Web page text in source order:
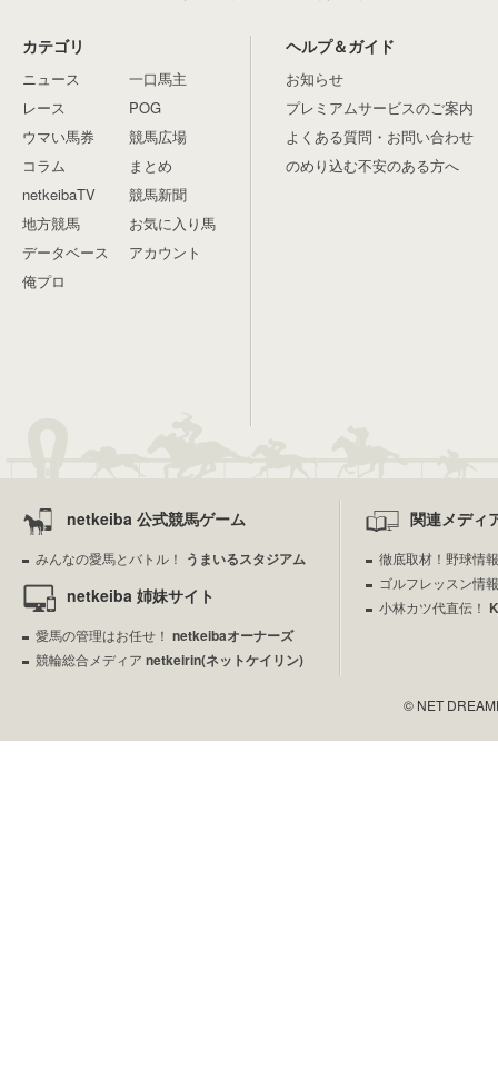
カテゴリ
ニュース
レース
ウマい馬券
コラム
netkeibaTV
地方競馬
データベース
俺プロ
一口馬主
POG
競馬広場
まとめ
競馬新聞
お気に入り馬
アカウント
ヘルプ＆ガイド
お知らせ
プレミアムサービスのご案内
よくある質問・お問い合わせ
のめり込む不安のある方へ
netkeiba 公式競馬ゲーム
みんなの愛馬とバトル！ うまいるスタジアム
netkeiba 姉妹サイト
愛馬の管理はお任せ！ netkeibaオーナーズ
競輪総合メディア netkeirin(ネットケイリン)
関連メディ
徹底取材！野球情
ゴルフレッスン情
小林カツ代直伝！
© NET